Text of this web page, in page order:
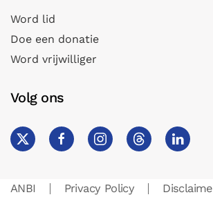
Word lid
Doe een donatie
Word vrijwilliger
Volg ons
ANBI Privacy Policy